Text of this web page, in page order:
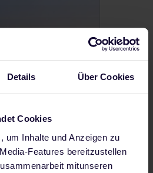
Details Über Cookies
Cookies
um Inhalte und Anzeigen zu
Features bereitzustellen
mitunseren
Italien)
Fähren von Superfast Ferries verkehren zwischen Griechenland und Italien. Inhaber eines Interrail-Passes erhalten eine Ermäßigung auf Fahrten mit Superfast Ferries.